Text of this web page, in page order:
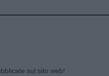
sul sito web!